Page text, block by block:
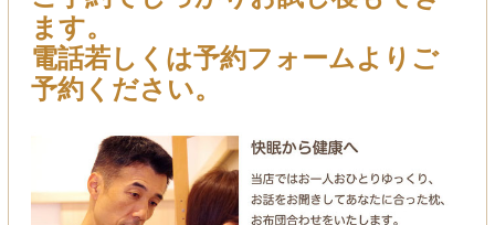
ます。
電話若しくは予約フォームよりご
予約ください。